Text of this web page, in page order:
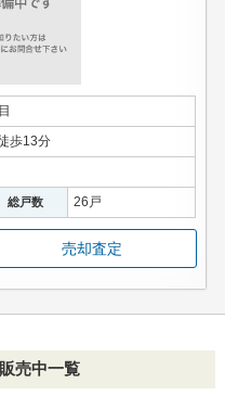
歩13分
総戸数 26戸
売却査定
売中一覧